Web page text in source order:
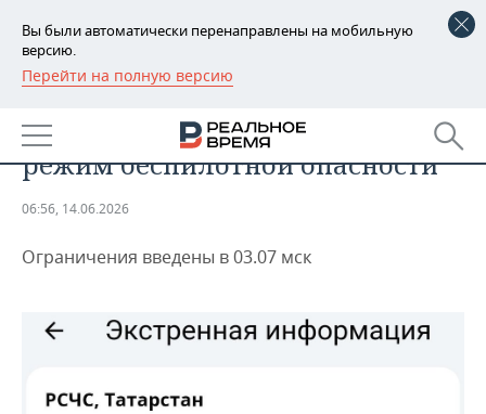
Вы были автоматически перенаправлены на мобильную
версию.
Перейти на полную версию
РЕГИОНЫ
БАШКОРТОСТАН
ТАТАРСТАН
НОВОСТИ
АНАЛИТИКА
КОРОЛИ ГОСЗАКАЗА ПФО
ФИНАНСЫ
НОВОСТИ
ПРОМЫШЛЕННОСТИ
АГРОПРОМ
НЕДВИЖИМОСТЬ
В Татарстане с ночи действует
режим беспилотной опасности
06:56, 14.06.2026
Ограничения введены в 03.07 мск